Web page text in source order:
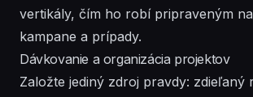
vertikály, čím ho robí pripraveným
kampane a prípady.
Dávkovanie a organizácia projektov
Založte jediný zdroj pravdy: zdieľaný